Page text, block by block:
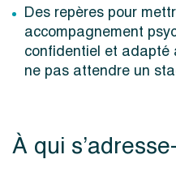
Des repères pour
accompagnement
confidentiel et
ne pas attendre un
À qui